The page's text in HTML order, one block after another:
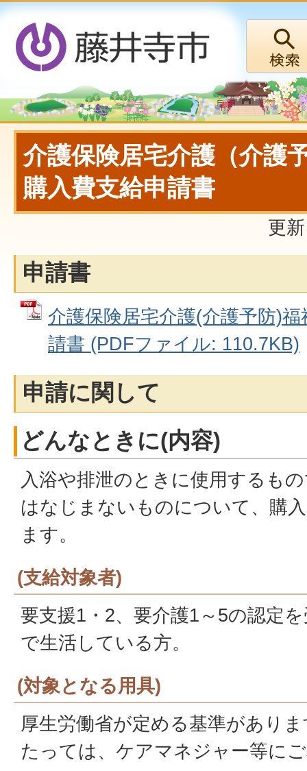
介護保険居宅介護（介護
購入費支給申請書
更
申請書
介護保険居宅介護(介護予防)
請書 (PDFファイル: 110.7KB)
申請に関して
どんなときに(内容)
入浴や排泄のときに使用するも
はなじまないものについて、購
ます。
(支給対象者)
要支援1・2、要介護1～5の認定
で生活している方。
(対象となる用具)
厚生労働省が定める基準があり
たっては、ケアマネジャー等に